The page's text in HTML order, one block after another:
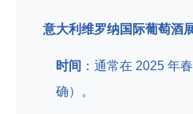
意大利维罗纳国际葡萄酒
时间 ：通常在 2025 年
确）。